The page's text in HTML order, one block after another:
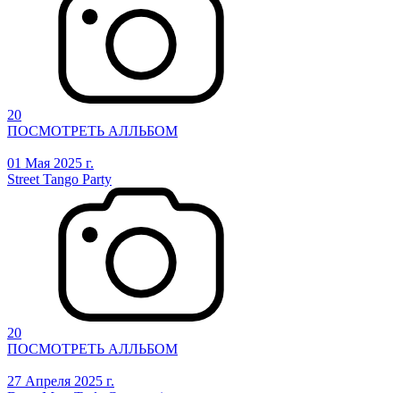
20
ПОСМОТРЕТЬ АЛЛЬБОМ
01 Мая 2025 г.
Street Tango Party
20
ПОСМОТРЕТЬ АЛЛЬБОМ
27 Апреля 2025 г.